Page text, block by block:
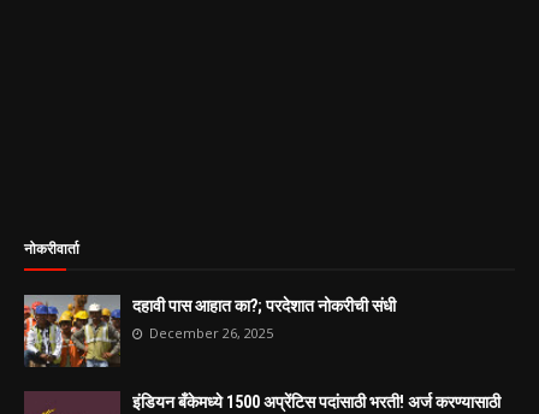
नोकरीवार्ता
दहावी पास आहात का?; परदेशात नोकरीची संधी
December 26, 2025
इंडियन बँकेमध्ये 1500 अप्रेंटिस पदांसाठी भरती! अर्ज करण्यासाठी